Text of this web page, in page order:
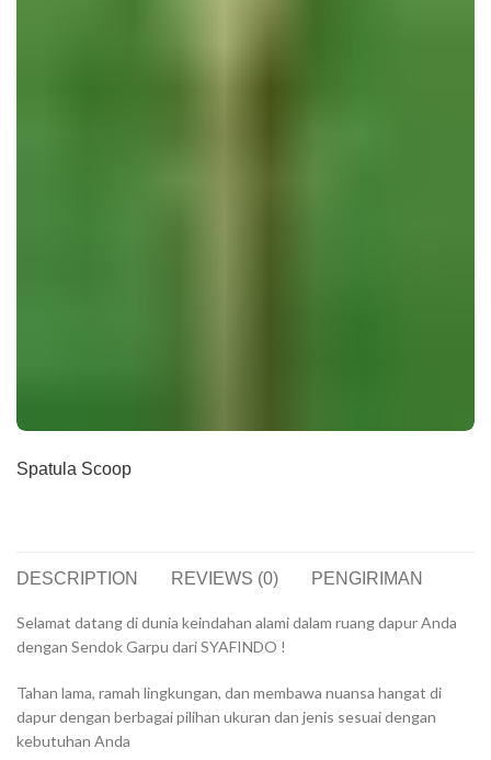
Spatula Scoop
DESCRIPTION REVIEWS (0) PENGIRIMAN
Selamat datang di dunia keindahan alami dalam ruang dapur Anda
dengan Sendok Garpu dari SYAFINDO !
Tahan lama, ramah lingkungan, dan membawa nuansa hangat di
dapur dengan berbagai pilihan ukuran dan jenis sesuai dengan
kebutuhan Anda